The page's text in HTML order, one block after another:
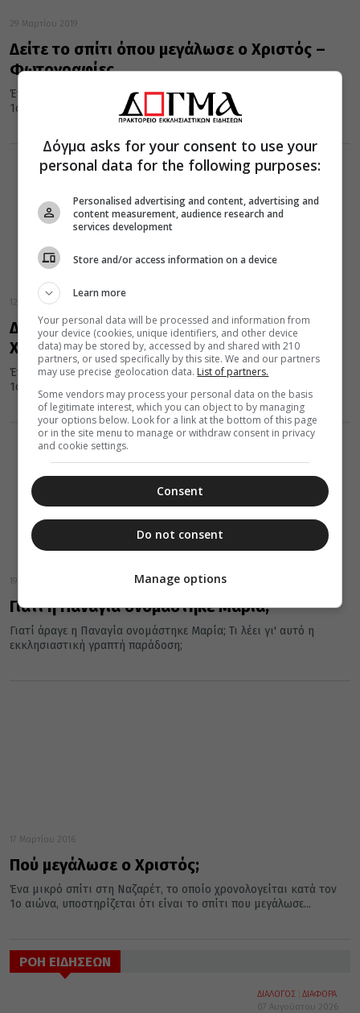
29 Μαρτίου 2019
Δείτε το σπίτι όπου μεγάλωσε ο Χριστός –
Φωτογραφίες
Ένα μικρό σπίτι στη Ναζαρέτ, το οποίο χρονολογείται κατά τον
1ο αιώνα, υποστηρίζεται ότι είναι το σπίτι που μεγάλωσε...
12 Φεβρουαρίου 2019
Δείτε το σπίτι όπου λέγεται ότι μεγάλωσε ο
Χριστός – Φωτογραφίες
Ένα μικρό σπίτι στη Ναζαρέτ, το οποίο χρονολογείται κατά τον
1ο αιώνα, υποστηρίζεται ότι είναι το σπίτι που μεγάλωσε...
19 Απριλίου 2016
Γιατί η Παναγία ονομάστηκε Μαρία;
Γιατί άραγε η Παναγία ονομάστηκε Μαρία; Τι λέει γι' αυτό η
εκκλησιαστική γραπτή παράδοση;
17 Μαρτίου 2016
Πού μεγάλωσε ο Χριστός;
Ένα μικρό σπίτι στη Ναζαρέτ, το οποίο χρονολογείται κατά τον
1ο αιώνα, υποστηρίζεται ότι είναι το σπίτι που μεγάλωσε...
ΡΟΗ ΕΙΔΗΣΕΩΝ
ΔΙΑΛΟΓΟΣ
ΔΙΑΦΟΡΑ
07 Αυγούστου 2026
Δόγμα asks for your consent to use your
personal data for the following purposes:
Personalised advertising and content, advertising and
content measurement, audience research and
services development
Store and/or access information on a device
Learn more
Your personal data will be processed and information from
your device (cookies, unique identifiers, and other device
data) may be stored by, accessed by and shared with 210
partners, or used specifically by this site. We and our partners
may use precise geolocation data. List of partners.
Some vendors may process your personal data on the basis
of legitimate interest, which you can object to by managing
your options below. Look for a link at the bottom of this page
or in the site menu to manage or withdraw consent in privacy
and cookie settings.
Consent
Do not consent
Manage options